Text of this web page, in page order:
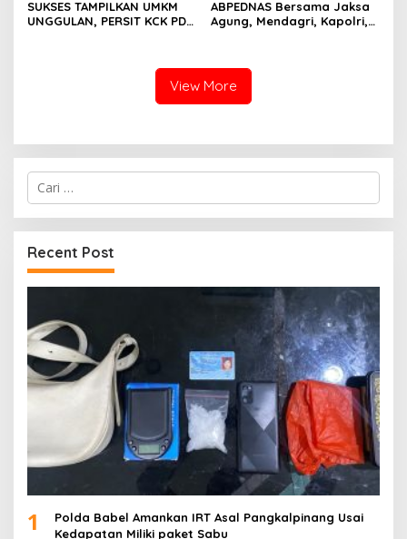
SUKSES TAMPILKAN UMKM
UNGGULAN, PERSIT KCK PD
ABPEDNAS Bersama Jaksa
Agung, Mendagri, Kapolri,
View More
Cari
untuk:
Recent Post
1
Polda Babel Amankan IRT Asal Pangkalpinang Usai
Kedapatan Miliki paket Sabu